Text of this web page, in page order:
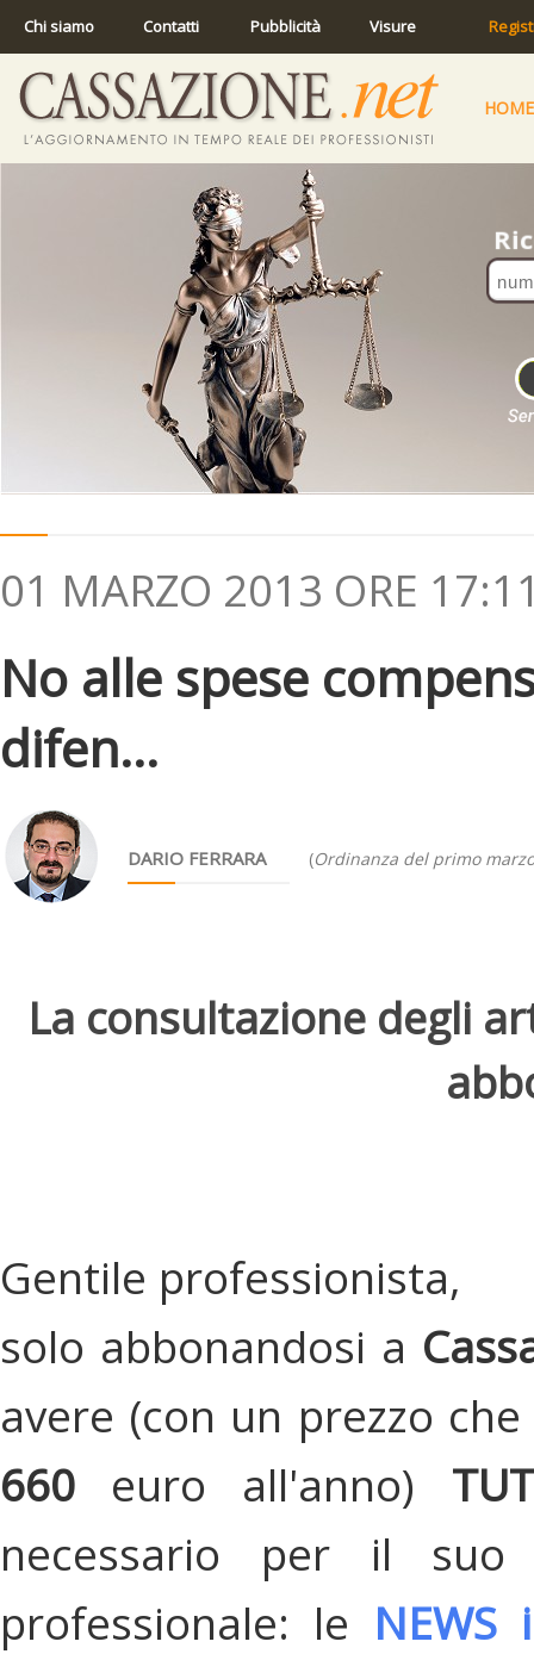
Chi siamo Contatti Pubblicità Visure
HOME
01 MARZO 2013 ORE
No alle spese
difen...
DARIO FERRARA (Ordinanza del primo marzo
La consultazione degli
Gentile professionista,
solo abbonandosi a
avere (con un prezzo
660 euro all'anno)
necessario per il suo
professionale: le